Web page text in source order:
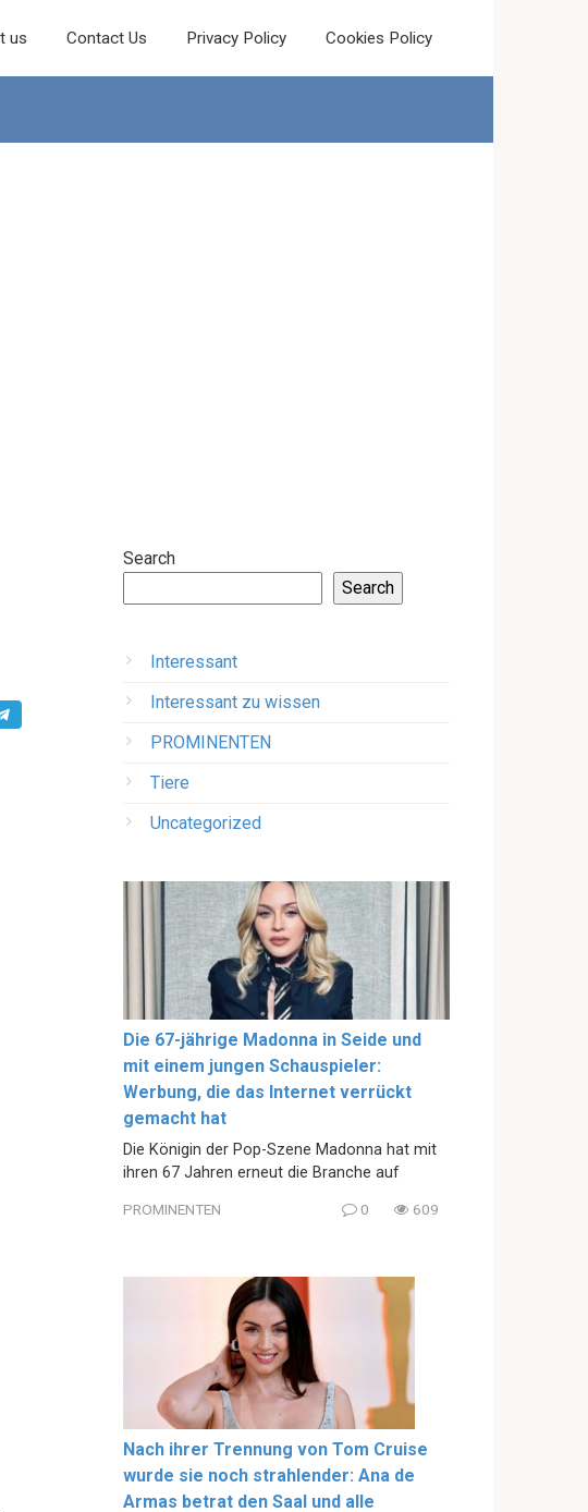
us Contact Us Privacy Policy Cookies Policy
Search
Search
Interessant
Interessant zu wissen
PROMINENTEN
Tiere
Uncategorized
Die 67-jährige Madonna in Seide und
mit einem jungen Schauspieler:
Werbung, die das Internet verrückt
gemacht hat
Die Königin der Pop-Szene Madonna hat mit
ihren 67 Jahren erneut die Branche auf
PROMINENTEN 0 609
Nach ihrer Trennung von Tom Cruise
wurde sie noch strahlender: Ana de
Armas betrat den Saal und alle